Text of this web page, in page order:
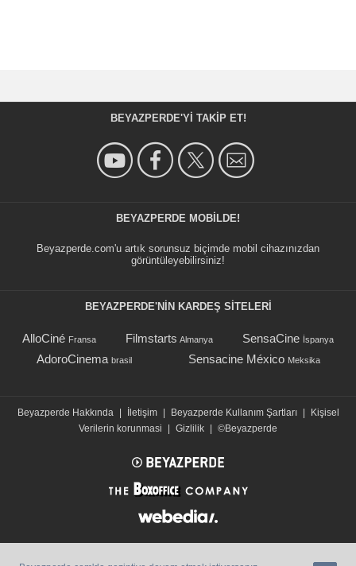
BEYAZPERDE'YI TAKIP ET!
BEYAZPERDE MOBILDE!
Beyazperde.com'u artık sorunsuz biçimde mobil cihazınızdan
görüntüleyebilirsiniz!
BEYAZPERDE'NIN KARDEŞ SİTELERİ
AlloCiné Fransa Filmstarts Almanya SensaCine İspanya
AdoroCinema brasil Sensacine México Meksika
Beyazperde Hakkında | İletişim | Beyazperde Kullanım Şartları |
Kişisel
Verilerin korunmasi
| Gizlilik | ©Beyazperde